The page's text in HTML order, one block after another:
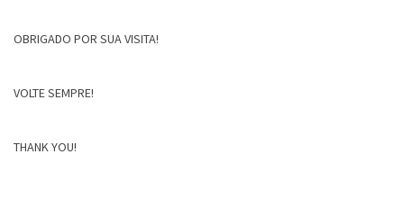
OBRIGADO POR SUA VISITA!
VOLTE SEMPRE!
THANK YOU!